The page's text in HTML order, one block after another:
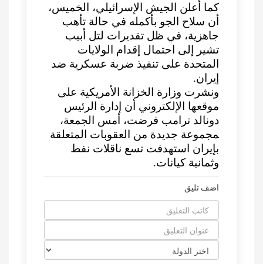
كما أعلن الجيش الإسرائيلي، الخميس،
أن سلاح الجو بأكمله في حالة تأهب
جاهزية، في ظل تقديرات لتل أبيب
تشير إلى احتمال إقدام الولايات
المتحدة على تنفيذ ضربة عسكرية ضد
إيران.
ونشرت ‌وزارة الخزانة الأمريكية على
موقعها الإلكتروني أن إدارة الرئيس
دونالد ترامب فرضت، أمس الجمعة،
‍مجموعة جديدة من العقوبات المتعلقة
بإيران استهدفت تسع ناقلات نفط
وثمانية كيانات.
اضف تليق